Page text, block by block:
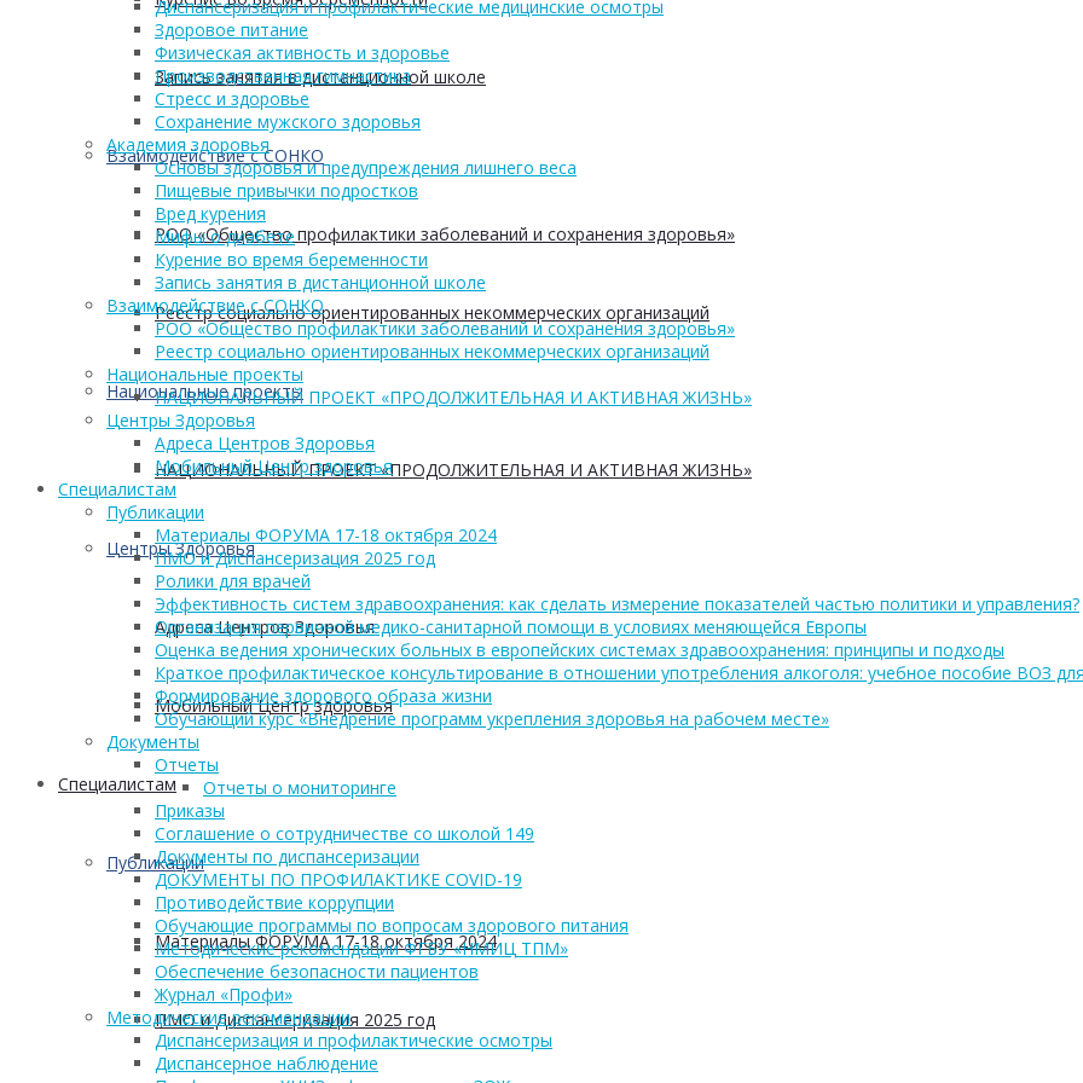
Запись занятия в дистанционной школе
Взаимодействие с СОНКО
РОО «Общество профилактики заболеваний и сохранения здоровья»
Реестр социально ориентированных некоммерческих организаций
Национальные проекты
НАЦИОНАЛЬНЫЙ ПРОЕКТ «ПРОДОЛЖИТЕЛЬНАЯ И АКТИВНАЯ ЖИЗНЬ»
Центры Здоровья
Адреса Центров Здоровья
Мобильный Центр здоровья
Cпециалистам
Публикации
Материалы ФОРУМА 17-18 октября 2024
ПМО и Диспансеризация 2025 год
Диспансеризация и профилактические медицинские осмотры
Здоровое питание
Физическая активность и здоровье
Производственная гимнастика
Стресс и здоровье
Сохранение мужского здоровья
Академия здоровья
Основы здоровья и предупреждения лишнего веса
Пищевые привычки подростков
Вред курения
Мифы о диабете
Курение во время беременности
Запись занятия в дистанционной школе
Взаимодействие с СОНКО
РОО «Общество профилактики заболеваний и сохранения здоровья»
Реестр социально ориентированных некоммерческих организаций
Национальные проекты
НАЦИОНАЛЬНЫЙ ПРОЕКТ «ПРОДОЛЖИТЕЛЬНАЯ И АКТИВНАЯ ЖИЗНЬ»
Центры Здоровья
Адреса Центров Здоровья
Мобильный Центр здоровья
Cпециалистам
Публикации
Материалы ФОРУМА 17-18 октября 2024
ПМО и Диспансеризация 2025 год
Ролики для врачей
Эффективность систем здравоохранения: как сделать измерение показателей частью политики и управления?
Организация первичной медико-санитарной помощи в условиях меняющейся Европы
Оценка ведения хронических больных в европейских системах здравоохранения: принципы и подходы
Краткое профилактическое консультирование в отношении употребления алкоголя: учебное пособие ВОЗ
Формирование здорового образа жизни
Обучающий курс «Внедрение программ укрепления здоровья на рабочем месте»
Документы
Отчеты
Отчеты о мониторинге
Приказы
Соглашение о сотрудничестве со школой 149
Документы по диспансеризации
ДОКУМЕНТЫ ПО ПРОФИЛАКТИКЕ COVID-19
Противодействие коррупции
Обучающие программы по вопросам здорового питания
Методические рекомендации ФГБУ «НМИЦ ТПМ»
Обеспечение безопасности пациентов
Журнал «Профи»
Методические рекомендации
Диспансеризация и профилактические осмотры
Диспансерное наблюдение